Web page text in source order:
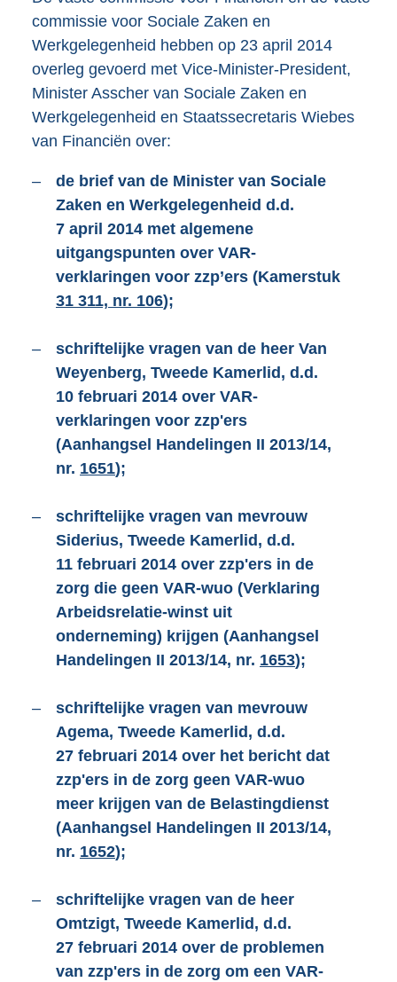
b
commissie voor Sociale Zaken en
Werkgelegenheid hebben op 23 april 2014
overleg gevoerd met Vice-Minister-President,
Minister Asscher van Sociale Zaken en
Werkgelegenheid en Staatssecretaris Wiebes
van Financiën over:
–
de brief van de Minister van Sociale
Zaken en Werkgelegenheid d.d.
7 april 2014 met algemene
uitgangspunten over VAR-
verklaringen voor zzp’ers (Kamerstuk
31 311, nr. 106);
–
schriftelijke vragen van de heer Van
Weyenberg, Tweede Kamerlid, d.d.
10 februari 2014 over VAR-
verklaringen voor zzp'ers
(Aanhangsel Handelingen II 2013/14,
nr. 1651);
–
schriftelijke vragen van mevrouw
Siderius, Tweede Kamerlid, d.d.
11 februari 2014 over zzp'ers in de
zorg die geen VAR-wuo (Verklaring
Arbeidsrelatie-winst uit
onderneming) krijgen (Aanhangsel
Handelingen II 2013/14, nr. 1653);
–
schriftelijke vragen van mevrouw
Agema, Tweede Kamerlid, d.d.
27 februari 2014 over het bericht dat
zzp'ers in de zorg geen VAR-wuo
meer krijgen van de Belastingdienst
(Aanhangsel Handelingen II 2013/14,
nr. 1652);
–
schriftelijke vragen van de heer
Omtzigt, Tweede Kamerlid, d.d.
27 februari 2014 over de problemen
van zzp'ers in de zorg om een VAR-